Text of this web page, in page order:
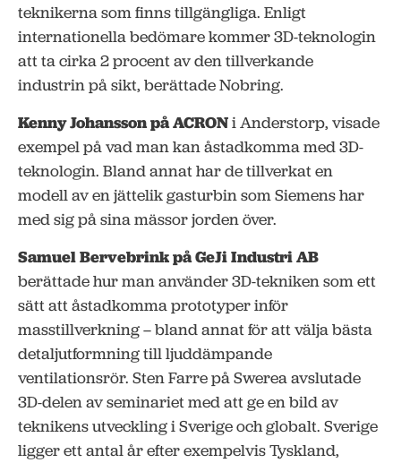
teknikerna som finns tillgängliga. Enligt
internationella bedömare kommer 3D-teknologin
att ta cirka 2 procent av den tillverkande
industrin på sikt, berättade Nobring.
Kenny Johansson på ACRONi Anderstorp, visade
exempel på vad man kan åstadkomma med 3D-
teknologin. Bland annat har de tillverkat en
modell av en jättelik gasturbin som Siemens har
med sig på sina mässor jorden över.
Samuel Bervebrink på GeJi Industri AB
berättade hur man använder 3D-tekniken som ett
sätt att åstadkomma prototyper inför
masstillverkning – bland annat för att välja bästa
detaljutformning till ljuddämpande
ventilationsrör. Sten Farre på Swerea avslutade
3D-delen av seminariet med att ge en bild av
teknikens utveckling i Sverige och globalt. Sverige
ligger ett antal år efter exempelvis Tyskland,